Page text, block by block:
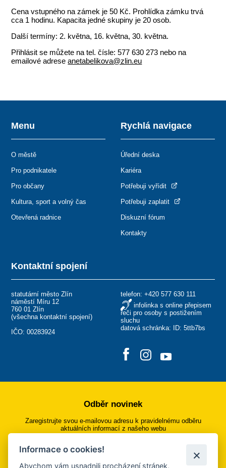
Cena vstupného na zámek je 50 Kč. Prohlídka zámku trvá
cca 1 hodinu. Kapacita jedné skupiny je 20 osob.
Další termíny: 2. května, 16. května, 30. května.
Přihlásit se můžete na tel. čísle: 577 630 273 nebo na
emailové adreseanetabelikova@zlin.eu
Kontaktní spojení
statutární město Zlín
náměstí Míru 12
760 01 Zlín
(všechna kontaktní spojení)
IČO: 00283924
telefon: +420 577 630 111
infolinka s online přepisem
řeči pro osoby s postižením
sluchu
datová schránka: ID: 5ttb7bs
Menu
O městě
Pro podnikatele
Pro občany
Kultura, sport a volný čas
Otevřená radnice
Rychlá navigace
Úřední deska
Kariéra
Potřebuji vyřídit
Potřebuji zaplatit
Diskuzní fórum
Kontakty
Odběr novinek
Zaregistrujte svou e-mailovou adresu k pravidelnému odběru
aktuálních informací z našeho webu
Přihlásit se k odběru
Informace o cookies!
Abychom vám usnadnili procházení stránek,